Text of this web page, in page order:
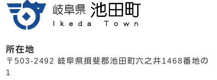
所在地
〒503-2492 岐阜県揖斐郡池田町六之井1468番地の
1